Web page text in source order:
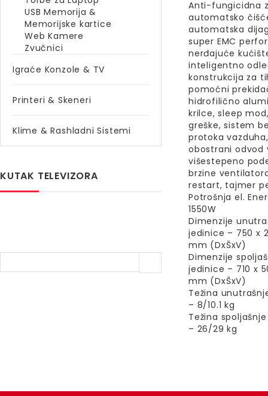
USB Memorija &
Memorijske kartice
Web Kamere
Zvučnici
Igraće Konzole & TV
Printeri & Skeneri
Klime & Rashladni Sistemi
Anti-fungicidna
automatsko
automatska
super EMC
nerđajuće
inteligentno
konstrukcija za
pomoćni
hidrofilično
krilce, sleep
greške, sistem
protoka vazduha,
obostrani odvod
višestepeno
brzine
restart, tajmer
Potrošnja el.
1550W
Dimenzije
jedinice – 750 x
mm (DxŠxV)
Dimenzije
jedinice – 710 x
mm (DxŠxV)
Težina
– 8/10.1 kg
Težina
– 26/29 kg
KUTAK TELEVIZORA